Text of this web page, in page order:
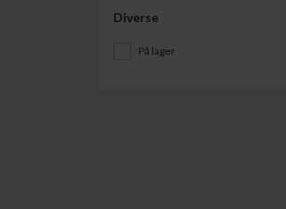
Diverse
På lager